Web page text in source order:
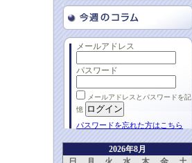
メールアドレス
パスワード
メールアドレスとパスワードを記
憶
パスワードを忘れた方はこちら
2026年8月